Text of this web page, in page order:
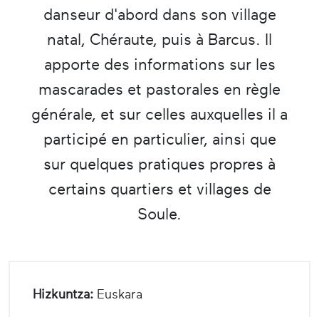
danseur d'abord dans son village
natal, Chéraute, puis à Barcus. Il
apporte des informations sur les
mascarades et pastorales en règle
générale, et sur celles auxquelles il a
participé en particulier, ainsi que
sur quelques pratiques propres à
certains quartiers et villages de
Soule.
Hizkuntza: Euskara